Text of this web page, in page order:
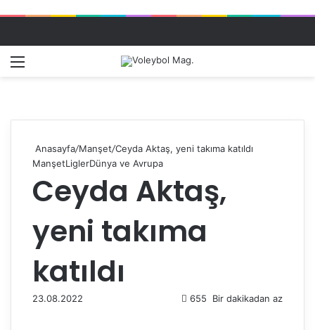
Anasayfa/Manşet/Ceyda Aktaş, yeni takıma katıldı
ManşetLiglerDünya ve Avrupa
Ceyda Aktaş,
yeni takıma
katıldı
23.08.2022 655 Bir dakikadan az